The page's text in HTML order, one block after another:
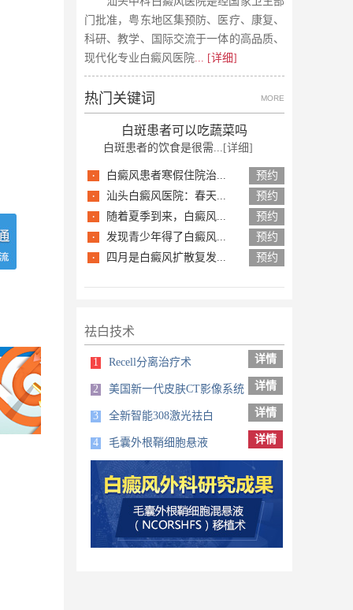
门批准，粤东地区集预防、医疗、康复、
科研、教学、国际交流于一体的高品质、
现代化专业白癜风医院... [详细]
热门关键词 MORE
白斑患者可以吃蔬菜吗
白斑患者的饮食是很需... [详细]
· 白癜风患者寒假住院治... 预约
· 汕头白癜风医院：春天... 预约
· 随着夏季到来，白癜风... 预约
· 发现青少年得了白癜风... 预约
· 四月是白癜风扩散复发... 预约
祛白技术
1 Recell分离治疗术 详情
美国新一代皮肤CT影像系统 详情
3 全新智能308激光祛白 详情
毛囊外根鞘细胞悬液 详情